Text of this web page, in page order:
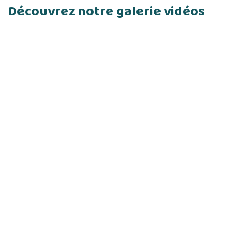
Découvrez notre galerie vidéos